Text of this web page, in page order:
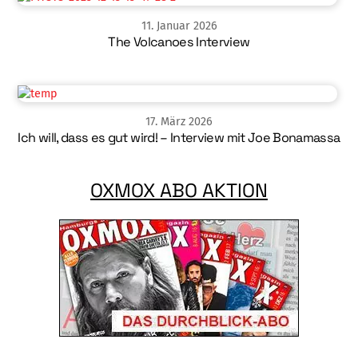
11. Januar 2026
The Volcanoes Interview
17. März 2026
Ich will, dass es gut wird! – Interview mit Joe Bonamassa
OXMOX ABO AKTION